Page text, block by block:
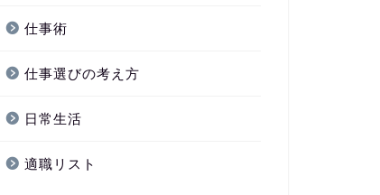
仕事術
仕事選びの考え方
日常生活
適職リスト